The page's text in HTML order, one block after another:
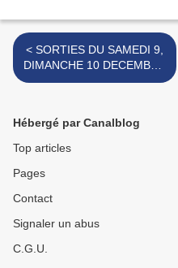
< SORTIES DU SAMEDI 9,
DIMANCHE 10 DECEMBRE
2023.
Hébergé par Canalblog
Top articles
Pages
Contact
Signaler un abus
C.G.U.